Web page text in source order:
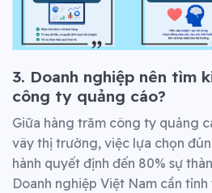
3. Doanh nghiệp nên tìm
công ty quảng cáo?
Giữa hàng trăm công ty quảng
vây thị trường, việc lựa chọn
hành quyết định đến 80% sự
Doanh nghiệp Việt Nam cần